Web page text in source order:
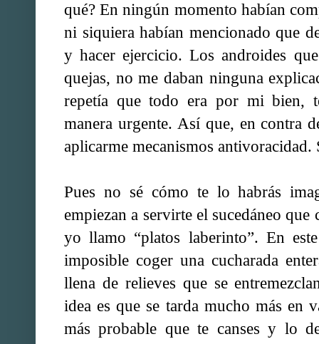
qué? En ningún momento habían
ni siquiera habían mencionado que
y hacer ejercicio. Los androides
quejas, no me daban ninguna
repetía que todo era por mi bien,
manera urgente. Así que, en contra
aplicarme mecanismos antivoracidad.
Pues no sé cómo te lo habrás
empiezan a servirte el sucedáneo
yo llamo “platos laberinto”. En
imposible coger una cucharada
llena de relieves que se
idea es que se tarda mucho más en
más probable que te canses y lo